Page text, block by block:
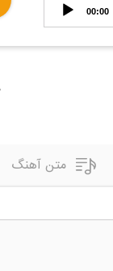
00:00
متن آهنگ